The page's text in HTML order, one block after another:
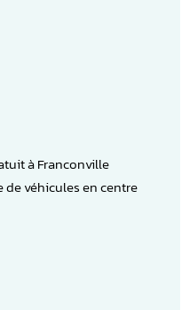
à Franconville
véhicules en centre